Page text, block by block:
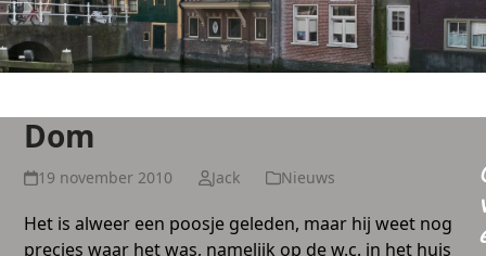
Dom
19 november 2010 Jack Nieuws
Het is alweer een poosje geleden, maar hij weet nog
precies waar het was, namelijk op de w.c. in het huis